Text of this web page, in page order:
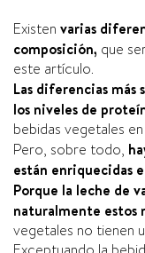
Existen varias
composición, que
este artí­culo.
Las diferencias más
los niveles de
bebidas vegetales
Pero, sobre todo,
están enriquecidas
Porque la leche de
naturalmente estos
vegetales no tienen